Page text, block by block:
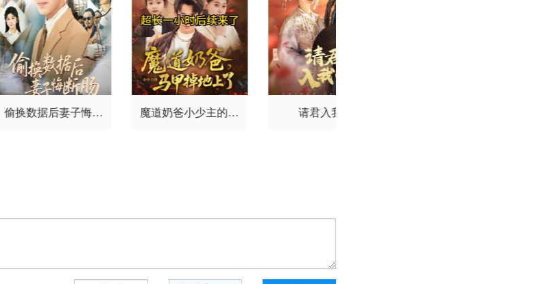
偷换数据后妻子悔断
魔道奶爸小少主的马
请君入我怀